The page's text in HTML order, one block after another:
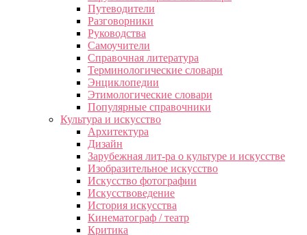
Путеводители
Разговорники
Руководства
Самоучители
Справочная литература
Терминологические словари
Энциклопедии
Этимологические словари
Популярные справочники
Культура и искусство
Архитектура
Дизайн
Зарубежная лит-ра о культуре и искусстве
Изобразительное искусство
Искусство фотографии
Искусствоведение
История искусства
Кинематограф / театр
Критика